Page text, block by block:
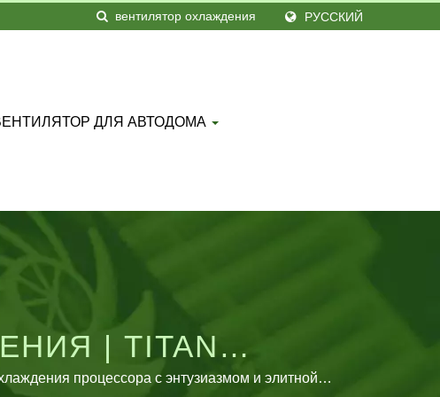
РУССКИЙ
ДЛЯ АВТОДОМА
| TITAN
И РАЗРАБОТКЕ
процессора с энтузиазмом и элитной